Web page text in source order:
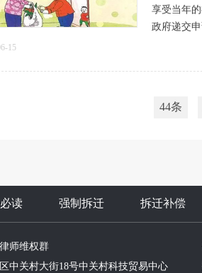
享受当年
政府递交
15
44条
读 强制拆迁 拆迁补偿
师维权群
中关村大街18号中关村科技贸易中心